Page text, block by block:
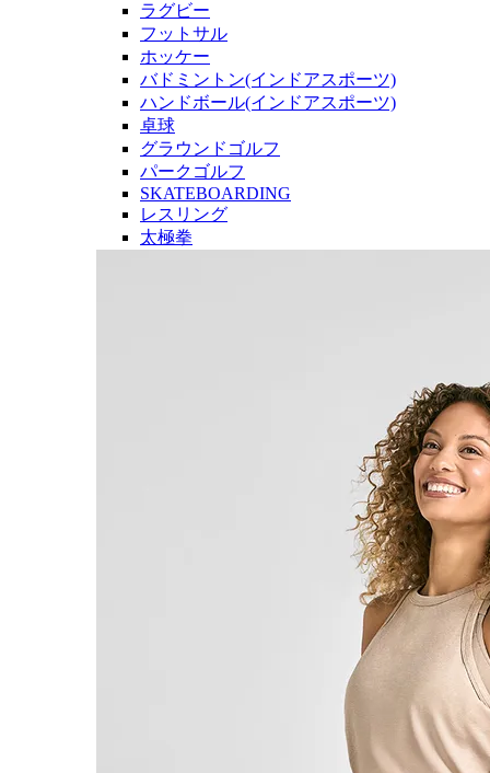
ラグビー
フットサル
ホッケー
バドミントン(インドアスポーツ)
ハンドボール(インドアスポーツ)
卓球
グラウンドゴルフ
パークゴルフ
SKATEBOARDING
レスリング
太極拳